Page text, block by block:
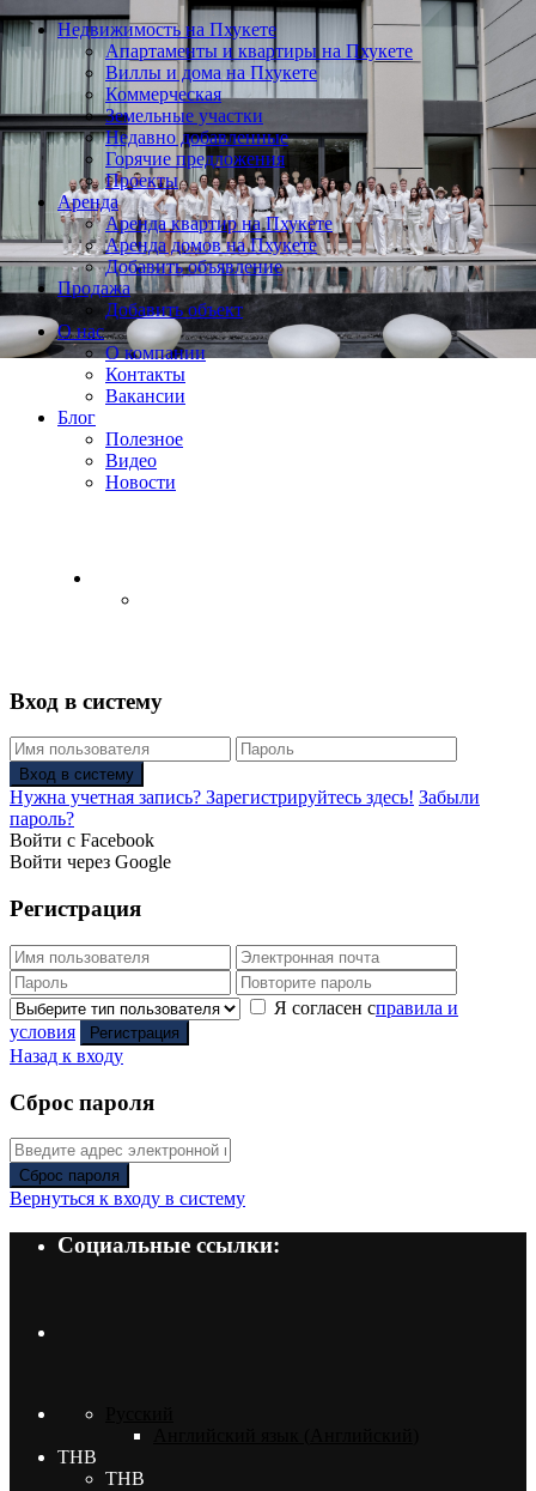
Недвижимость на Пхукете
Апартаменты и квартиры на Пхукете
Виллы и дома на Пхукете
Коммерческая
Земельные участки
Недавно добавленные
Горячие предложения
Проекты
Аренда
Аренда квартир на Пхукете
Аренда домов на Пхукете
Добавить объявление
Продажа
Добавить объект
О нас
О компании
Контакты
Вакансии
Блог
Полезное
Видео
Новости
Вход в систему
Вход в систему
Нужна учетная запись? Зарегистрируйтесь здесь! Забыли
пароль?
Войти с Facebook
Войти через Google
Регистрация
Я согласен справила и
условия
Регистрация
Назад к входу
Сброс пароля
Сброс пароля
Вернуться к входу в систему
Социальные ссылки:
THB
THB